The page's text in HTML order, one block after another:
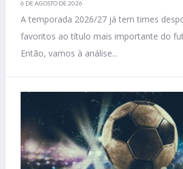
6 DE AGOSTO DE 2026
A temporada 2026/27 já tem times
favoritos ao título mais importante do
Então, vamos à análise...